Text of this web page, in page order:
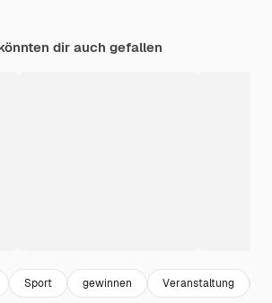
dir auch gefallen
Sport gewinnen Veranstaltung